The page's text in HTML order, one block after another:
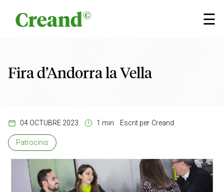
☰
×
Fira d’Andorra la Vella
04 OCTUBRE 2023 1 min Escrit per Creand
Patrocinis